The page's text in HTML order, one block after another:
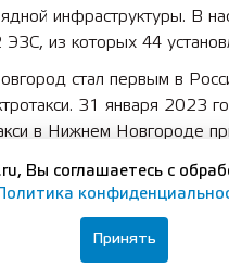
инфраструктуры. В
из которых 44
стал первым в
31 января 2023
в Нижнем Новгороде
из крупнейших в
и бизнеса по
Вы соглашаетесь с
Политика
Принять